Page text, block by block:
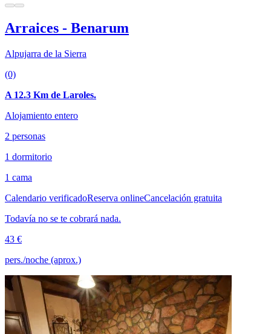
Arraices - Benarum
Alpujarra de la Sierra
(0)
A 12.3 Km de Laroles.
Alojamiento entero
2 personas
1 dormitorio
1 cama
Calendario verificadoReserva onlineCancelación gratuita
Todavía no se te cobrará nada.
43 €
pers./noche (aprox.)